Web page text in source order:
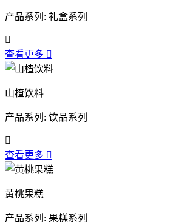
产品系列: 礼盒系列

查看更多 
山楂饮料
产品系列: 饮品系列

查看更多 
黄桃果糕
产品系列: 果糕系列